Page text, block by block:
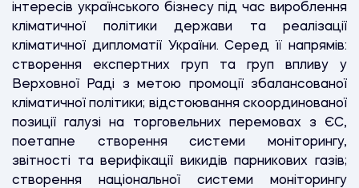
інтересів українського бізнесу під час вироблення
кліматичної політики держави та реалізації
кліматичної дипломатії України. Серед її напрямів:
створення експертних груп та груп впливу у
Верховної Раді з метою промоції збалансованої
кліматичної політики; відстоювання скоординованої
позиції галузі на торговельних перемовах з ЄС,
поетапне створення системи моніторингу,
звітності та верифікації викидів парникових газів;
створення національної системи моніторингу